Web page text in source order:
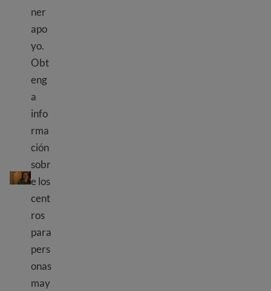
Cómo encontrar un centro para personas mayores y otra
ner
apo
yo.
Obt
eng
a
info
rma
ción
sobr
e los
cent
ros
para
pers
onas
may